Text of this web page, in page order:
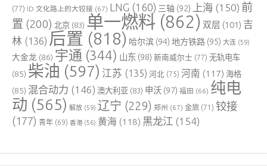
(77) ID 文化路上的大铰接 (67) LNG (160) 三轴 (92) 上海 (150) 前
置 (200) 北京 (83) 单一燃料 (862) 双层 (101) 吉
林 (136) 后置 (818) 哈尔滨 (94) 地方铁路 (95) 大连 (59)
大金龙 (86) 宇通 (344) 山东 (98) 新南威尔士 (77) 无轨电车
(85) 柴油 (597) 江苏 (135) 河北 (75) 河南 (117) 海格
(85) 混合动力 (146) 澳大利亚 (83) 申沃 (97) 福田 (66) 纯电
动 (565) 解放 (59) 辽宁 (229) 郑州 (67) 金旅 (71) 铰接
(177) 青年 (69) 香港 (56) 黄海 (118) 黑龙江 (154)